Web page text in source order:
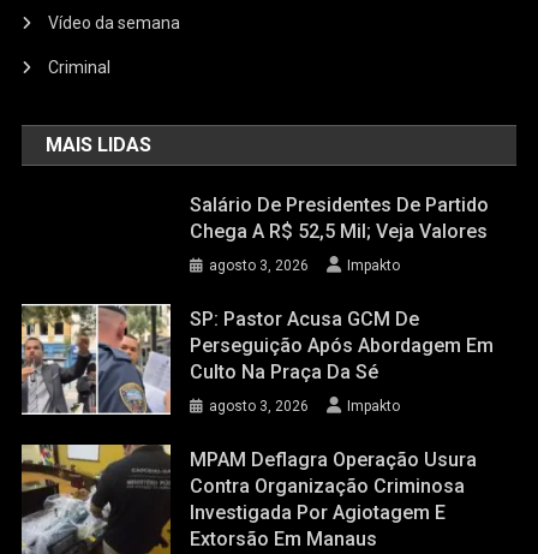
Vídeo da semana
Criminal
MAIS LIDAS
Salário De Presidentes De Partido
Chega A R$ 52,5 Mil; Veja Valores
agosto 3, 2026 Impakto
SP: Pastor Acusa GCM De
Perseguição Após Abordagem Em
Culto Na Praça Da Sé
agosto 3, 2026 Impakto
MPAM Deflagra Operação Usura
Contra Organização Criminosa
Investigada Por Agiotagem E
Extorsão Em Manaus